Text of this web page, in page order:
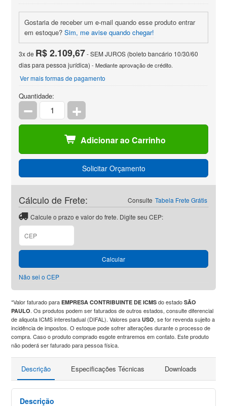
Gostaria de receber um e-mail quando esse produto entrar
em estoque?Sim, me avise quando chegar!
3x de R$ 2.109,67- SEM JUROS (boleto bancário 10/30/60
dias para pessoa jurídica) - Mediante aprovação de crédito.
Ver mais formas de pagamento
Quantidade:
Adicionar ao Carrinho
Solicitar Orçamento
Consulte Tabela Frete Grátis
Cálculo de Frete:
Calcule o prazo e valor do frete. Digite seu CEP:
Calcular
Não sei o CEP
*Valor faturado paraEMPRESA CONTRIBUINTE DE ICMS do estadoSÃO
PAULO. Os produtos podem ser faturados de outros estados, consulte diferencial
de aliquota ICMS interestadual (DIFAL). Valores paraUSO, se for revenda sujeito a
incidência de impostos. O estoque pode sofrer alterações durante o processo de
compra. Caso o produto comprado esgote entraremos em contato. Este produto
não poderá ser faturado para pessoa física.
Descrição Especificações Técnicas Downloads
Descrição